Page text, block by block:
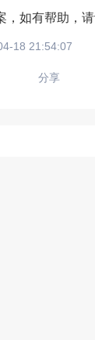
，如有帮助，
18 21:54:07
分享
请输入视频